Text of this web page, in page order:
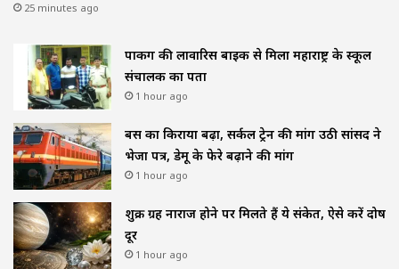
25 minutes ago
पार्किंग की लावारिस बाइक से मिला महाराष्ट्र के स्कूल
संचालक का पता
1 hour ago
बस का किराया बढ़ा, सर्कल ट्रेन की मांग उठी सांसद ने
भेजा पत्र, डेमू के फेरे बढ़ाने की मांग
1 hour ago
शुक्र ग्रह नाराज होने पर मिलते हैं ये संकेत, ऐसे करें दोष
दूर
1 hour ago